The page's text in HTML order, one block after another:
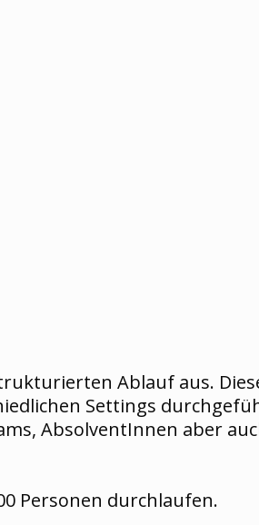
Ablauf aus.
Settings
AbsolventInnen aber
Personen durchlaufen.